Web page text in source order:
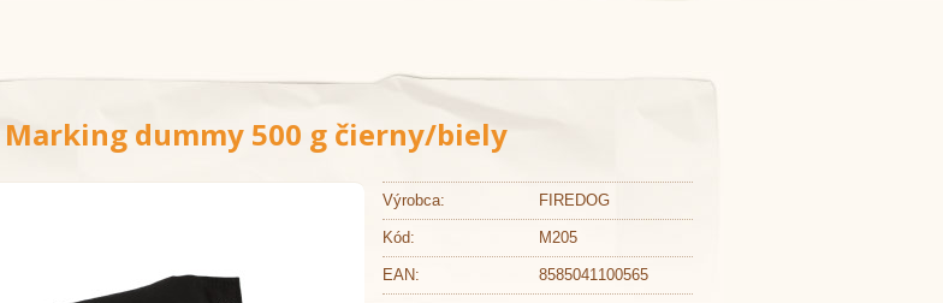
Marking dummy 500 g čierny/biely
Výrobca: FIREDOG
Kód: M205
EAN: 8585041100565